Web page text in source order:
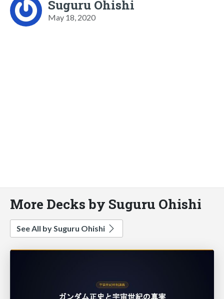
Suguru Ohishi
May 18, 2020
More Decks by Suguru Ohishi
See All by Suguru Ohishi